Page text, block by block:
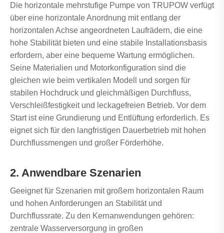
Die horizontale mehrstufige Pumpe von TRUPOW verfügt
über eine horizontale Anordnung mit entlang der
horizontalen Achse angeordneten Laufrädern, die eine
hohe Stabilität bieten und eine stabile Installationsbasis
erfordern, aber eine bequeme Wartung ermöglichen.
Seine Materialien und Motorkonfiguration sind die
gleichen wie beim vertikalen Modell und sorgen für
stabilen Hochdruck und gleichmäßigen Durchfluss,
Verschleißfestigkeit und leckagefreien Betrieb. Vor dem
Start ist eine Grundierung und Entlüftung erforderlich. Es
eignet sich für den langfristigen Dauerbetrieb mit hohen
Durchflussmengen und großer Förderhöhe.
2. Anwendbare Szenarien
Geeignet für Szenarien mit großem horizontalen Raum
und hohen Anforderungen an Stabilität und
Durchflussrate. Zu den Kernanwendungen gehören:
zentrale Wasserversorgung in großen